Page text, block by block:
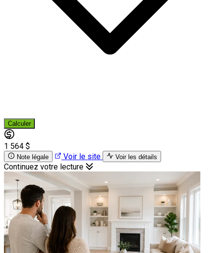
Calculer
1 564 $
Note légale Voir le site Voir les détails
Continuez votre lecture